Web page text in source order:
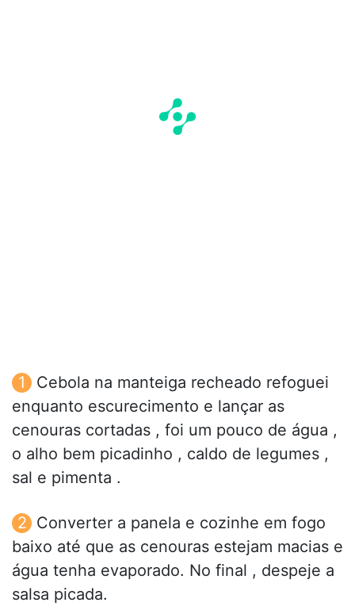
Cebola na manteiga recheado refoguei
enquanto escurecimento e lançar as
cenouras cortadas , foi um pouco de água ,
o alho bem picadinho , caldo de legumes ,
sal e pimenta .
Converter a panela e cozinhe em fogo
baixo até que as cenouras estejam macias e
água tenha evaporado. No final , despeje a
salsa picada.